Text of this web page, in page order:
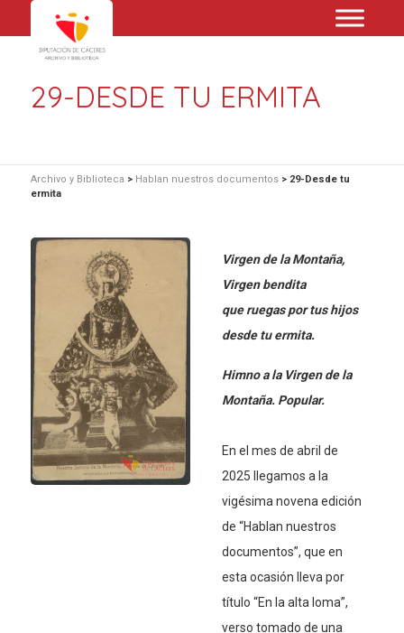
29-DESDE TU ERMITA
Archivo y Biblioteca > Hablan nuestros documentos> 29-Desde tu
ermita
Virgen de la Montaña,
Virgen bendita
que ruegas por tus hijos
desde tu ermita.
Himno a la Virgen de la
Montaña. Popular.
En el mes de abril de
2025 llegamos a la
vigésima novena edición
de “Hablan nuestros
documentos”, que en
esta ocasión lleva por
título “En la alta loma”,
verso tomado de una